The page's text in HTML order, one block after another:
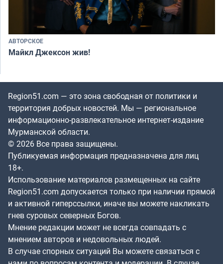
АВТОРСКОЕ
Майкл Джексон жив!
Region51.com — это зона свободная от политики и
территория добрых новостей. Мы — региональное
информационно-развлекательное интернет-издание
Мурманской области.
© 2026 Все права защищены.
Публикуемая информация предназначена для лиц
18+.
Использование материалов размещенных на сайте
Region51.com допускается только при наличии прямой
и активной гиперссылки, иначе вы можете накликать
гнев суровых северных Богов.
Мнение редакции может не всегда совпадать с
мнением авторов и недовольных людей.
В случае спорных ситуаций Вы можете связаться с